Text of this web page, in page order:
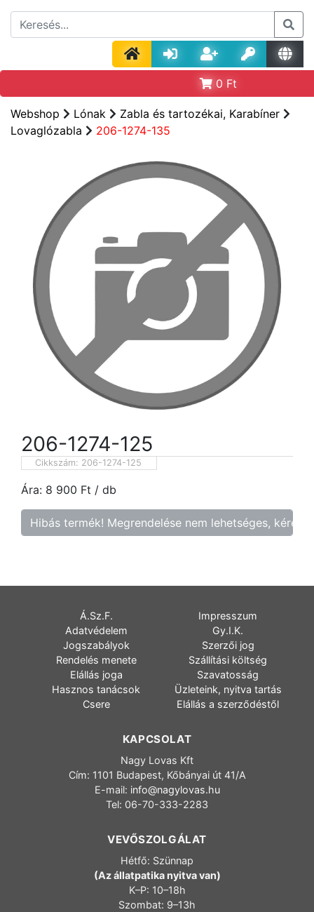
0 Ft
Webshop Lónak
Zabla és tartozékai, Karabíner
Lovaglózabla
206-1274-135
206-1274-125
Cikkszám: 206-1274-125
Ára: 8 900 Ft / db
Hibás termék! Megrendelése nem lehetséges,
Á.Sz.F.
Impresszum
Adatvédelem
Gy.I.K.
Jogszabályok
Szerzői jog
Rendelés menete
Szállítási költség
Elállás joga
Szavatosság
Hasznos tanácsok
Üzleteink, nyitva tartás
Csere
Elállás a szerződéstől
KAPCSOLAT
Nagy Lovas Kft
Cím: 1101 Budapest, Kőbányai út 41/A
E-mail: info@nagylovas.hu
Tel: 06-70-333-2283
VEVŐSZOLGÁLAT
Hétfő: Szünnap
(Az állatpatika nyitva van)
K–P: 10–18h
Szombat: 9–13h